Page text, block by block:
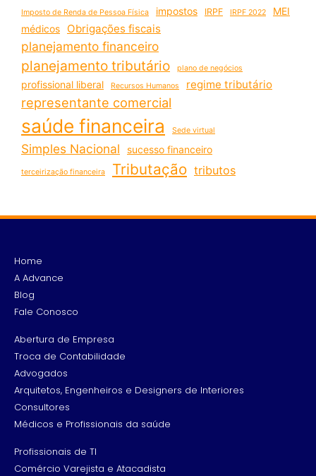
Imposto de Renda de Pessoa Física impostos IRPF IRPF 2022
MEI
médicos
Obrigações fiscais
planejamento financeiro
planejamento tributário plano de negócios
profissional liberal Recursos Humanos regime tributário
representante comercial
saúde financeira Sede virtual
Simples Nacional sucesso financeiro
terceirização financeira Tributação tributos
Home
A Advance
Blog
Fale Conosco
Abertura de Empresa
Troca de Contabilidade
Advogados
Arquitetos, Engenheiros e Designers de Interiores
Consultores
Médicos e Profissionais da saúde
Profissionais de TI
Comércio Varejista e Atacadista